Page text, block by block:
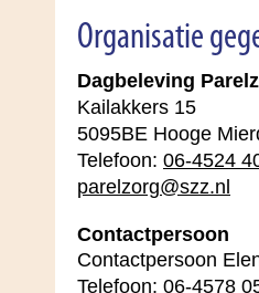
Organisatie
Dagbeleving
Kailakkers 15
5095BE Hooge
Telefoon: 06-4524
parelzorg@szz.nl
Contactpersoon
Contactpersoon
Telefoon: 06-4578